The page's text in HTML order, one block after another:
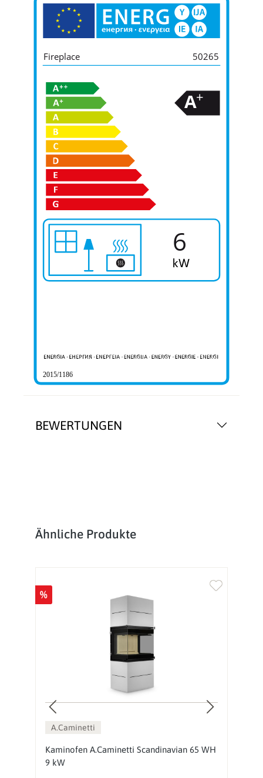
BEWERTUNGEN
Fireplace 50265
2015/1186
6
A+
Produktgalerie überspringen
Ähnliche Produkte
%
A.Caminetti
Kaminofen A.Caminetti Scandinavian 65 WH
9 kW